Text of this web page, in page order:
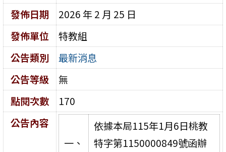
發佈日期
2026 年 2 月 25 日
發佈單位
特教組
公告類別
最新消息
公告等級
無
點閱次數
170
公告內容
一、
依據本局115年1月6日桃教
特字第1150000849號函辦